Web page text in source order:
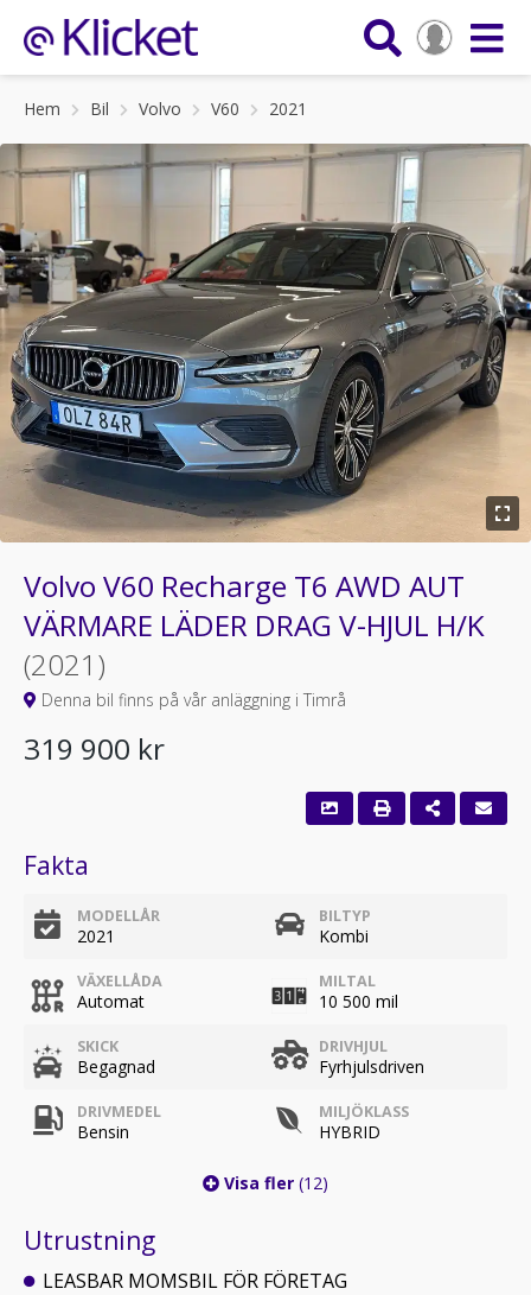
Hem Bil Volvo V60 2021
Volvo V60 Recharge T6 AWD AUT
VÄRMARE LÄDER DRAG V-HJUL H/K
(2021)
Denna bil finns på vår anläggning i Timrå
319 900 kr
Fakta
MODELLÅR
2021
BILTYP
Kombi
VÄXELLÅDA
Automat
MILTAL
10 500 mil
SKICK
Begagnad
DRIVHJUL
Fyrhjulsdriven
DRIVMEDEL
Bensin
MILJÖKLASS
HYBRID
Visa fler (12)
Utrustning
LEASBAR MOMSBIL FÖR FÖRETAG